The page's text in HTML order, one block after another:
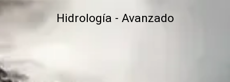
Hidrología - Avanzado